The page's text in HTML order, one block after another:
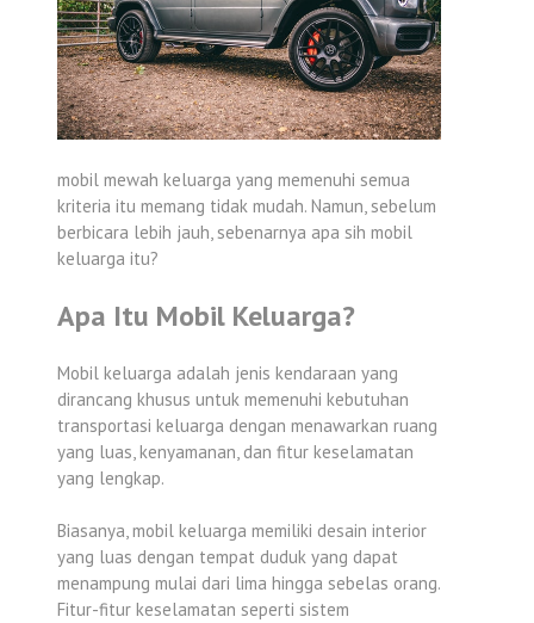
mobil mewah keluarga yang memenuhi semua
kriteria itu memang tidak mudah. Namun, sebelum
berbicara lebih jauh, sebenarnya apa sih mobil
keluarga itu?
Apa Itu Mobil Keluarga?
Mobil keluarga adalah jenis kendaraan yang
dirancang khusus untuk memenuhi kebutuhan
transportasi keluarga dengan menawarkan ruang
yang luas, kenyamanan, dan fitur keselamatan
yang lengkap.
Biasanya, mobil keluarga memiliki desain interior
yang luas dengan tempat duduk yang dapat
menampung mulai dari lima hingga sebelas orang.
Fitur-fitur keselamatan seperti sistem